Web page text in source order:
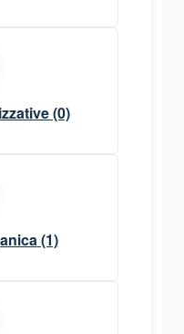
(0)
(1)